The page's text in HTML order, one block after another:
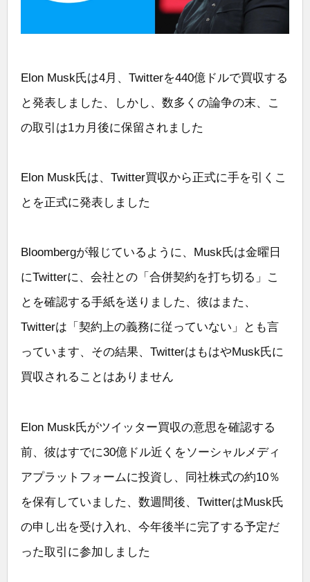
Elon Musk氏は4月、Twitterを440億ドルで買収する
と発表しました、しかし、数多くの論争の末、こ
の取引は1カ月後に保留されました
Elon Musk氏は、Twitter買収から正式に手を引くこ
とを正式に発表しました
Bloombergが報じているように、Musk氏は金曜日
にTwitterに、会社との「合併契約を打ち切る」こ
とを確認する手紙を送りました、彼はまた、
Twitterは「契約上の義務に従っていない」とも言
っています、その結果、TwitterはもはやMusk氏に
買収されることはありません
Elon Musk氏がツイッター買収の意思を確認する
前、彼はすでに30億ドル近くをソーシャルメディ
アプラットフォームに投資し、同社株式の約10％
を保有していました、数週間後、TwitterはMusk氏
の申し出を受け入れ、今年後半に完了する予定だ
った取引に参加しました